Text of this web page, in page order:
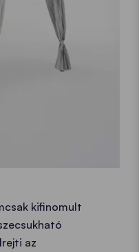
kifinomult
az